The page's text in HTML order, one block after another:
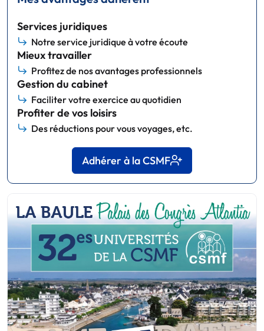
Services juridiques
Notre service juridique à votre écoute
Mieux travailler
Profitez de nos avantages professionnels
Gestion du cabinet
Faciliter votre exercice au quotidien
Profiter de vos loisirs
Des réductions pour vous voyages, etc.
Adhérer à la CSMF